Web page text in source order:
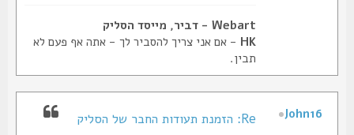
Webart - דביר, מייסד הסליק
- אם אני צריך להסביר לך - אתה אף פעם לא
תבין.
Re: הזמנת תעודות החבר של הסליק John16